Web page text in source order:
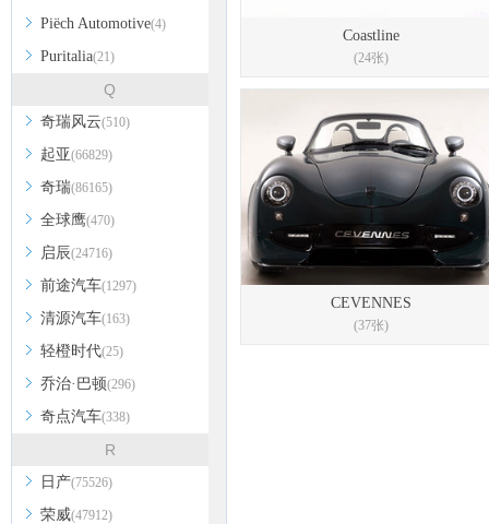
Piëch Automotive(4)
Puritalia(21)
Q
奇瑞风云(510)
起亚(66829)
奇瑞(86165)
全球鹰(470)
启辰(24716)
前途汽车(1297)
清源汽车(163)
轻橙时代(25)
乔治·巴顿(296)
奇点汽车(338)
R
日产(75526)
荣威(47912)
Coastline
(24张)
CEVENNES
(37张)